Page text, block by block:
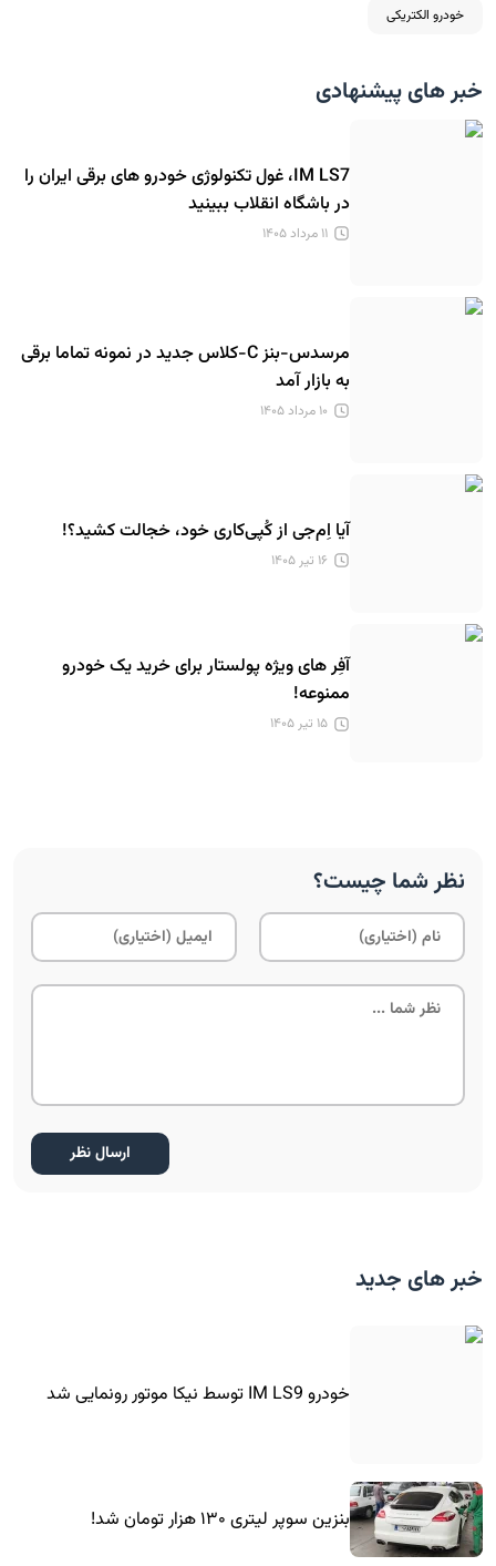
خودرو الکتریکی
خبر های پیشنهادی
IM LS7، غول تکنولوژی خودرو های برقی ایران را
در باشگاه انقلاب ببینید
۱۱ مرداد ۱۴۰۵
مرسدس-بنز C-کلاس جدید در نمونه تماما برقی
به بازار آمد
۱۰ مرداد ۱۴۰۵
آیا اِم‌جی از کُپی‌کاری خود، خجالت کشید؟!
۱۶ تیر ۱۴۰۵
آفِر های ویژه پولستار برای خرید یک خودرو
ممنوعه!
۱۵ تیر ۱۴۰۵
نظر شما چیست؟
خبر های جدید
خودرو IM LS9 توسط نیکا موتور رونمایی شد
بنزین سوپر لیتری ۱۳۰ هزار تومان شد!